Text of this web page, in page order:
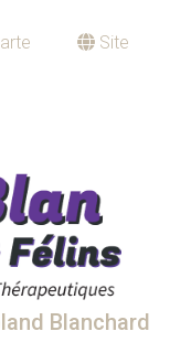
Site
Blanchard